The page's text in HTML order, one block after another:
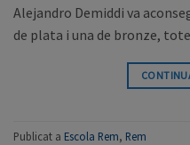
Alejandro Demiddi va
de plata i una de bronze,
Publicat a Escola Rem, Rem